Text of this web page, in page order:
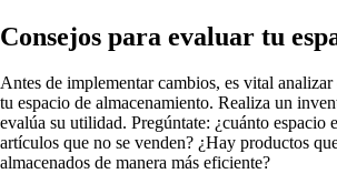
Consejos para evaluar tu
Antes de implementar cambios, es vital
tu espacio de almacenamiento. Realiza un
evalúa su utilidad. Pregúntate: ¿cuánto espacio
artículos que no se venden? ¿Hay productos
almacenados de manera más eficiente?